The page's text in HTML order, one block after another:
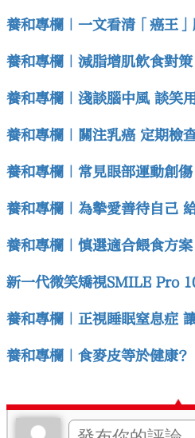
養和專欄｜一文看清「癌王
養和專欄｜減脂增肌飲食對策
養和專欄｜淺談腦中風 談笑
養和專欄｜關注乳癌 定期檢
養和專欄｜常見眼部運動創傷
養和專欄｜為摰愛善待自己
養和專欄｜慎選適合餵食方
新一代微笑矯視SMILE Pro
養和專欄｜正視睡眠窒息症
養和專欄｜食麥皮等於健康？